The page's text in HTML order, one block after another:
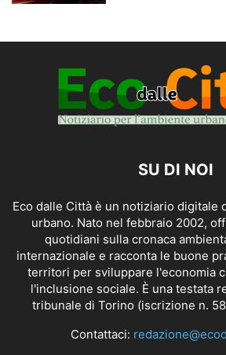
SU DI NOI
Eco dalle Città è un notiziario digitale
urbano. Nato nel febbraio 2002,
quotidiani sulla cronaca
internazionale e racconta le buone
territori per sviluppare l'economia
l'inclusione sociale. È una testata
tribunale di Torino (iscrizione n.
Contattaci: